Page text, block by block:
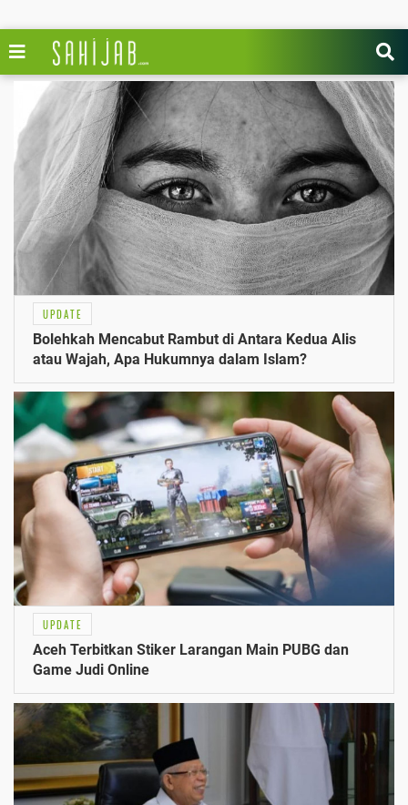
UPDATE
Bolehkah Mencabut Rambut di Antara Kedua Alis
atau Wajah, Apa Hukumnya dalam Islam?
UPDATE
Aceh Terbitkan Stiker Larangan Main PUBG dan
Game Judi Online